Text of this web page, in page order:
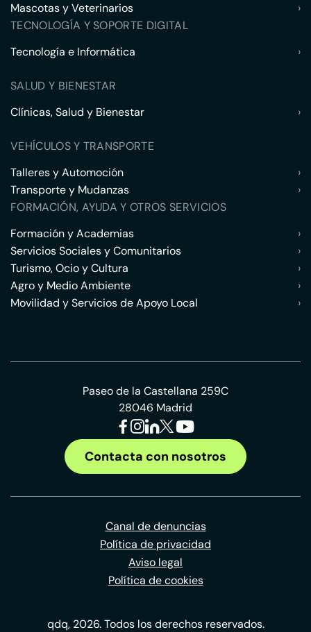
Mascotas y Veterinarios
›
TECNOLOGÍA Y SOPORTE DIGITAL
Tecnología e Informática
›
SALUD Y BIENESTAR
Clínicas, Salud y Bienestar
›
VEHÍCULOS Y TRANSPORTE
Talleres y Automoción
›
Transporte y Mudanzas
›
FORMACIÓN, AYUDA Y OTROS SERVICIOS
Formación y Academias
›
Servicios Sociales y Comunitarios
›
Turismo, Ocio y Cultura
›
Agro y Medio Ambiente
›
Movilidad y Servicios de Apoyo Local
›
Paseo de la Castellana 259C
28046 Madrid
Contacta con nosotros
Canal de denuncias
Política de privacidad
Aviso legal
Política de cookies
qdq, 2026. Todos los derechos reservados.